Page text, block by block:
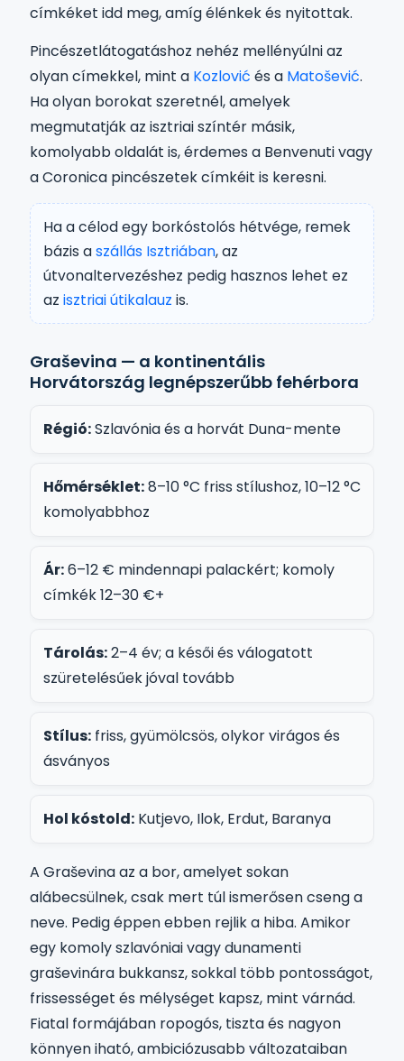
címkéket idd meg, amíg élénkek és nyitottak.
Pincészetlátogatáshoz nehéz mellényúlni az
olyan címekkel, mint a Kozlović és a Matošević.
Ha olyan borokat szeretnél, amelyek
megmutatják az isztriai színtér másik,
komolyabb oldalát is, érdemes a Benvenuti vagy
a Coronica pincészetek címkéit is keresni.
Ha a célod egy borkóstolós hétvége, remek
bázis aszállás Isztriában, az
útvonaltervezéshez pedig hasznos lehet ez
az isztriai útikalauz is.
Graševina — a kontinentális
Horvátország legnépszerűbb fehérbora
Régió:Szlavónia és a horvát Duna-mente
Hőmérséklet:8–10 °C friss stílushoz, 10–12 °C
komolyabbhoz
Ár:6–12 € mindennapi palackért; komoly
címkék 12–30 €+
Tárolás:2–4 év; a késői és válogatott
szüretelésűek jóval tovább
Stílus: friss, gyümölcsös, olykor virágos és
ásványos
Hol kóstold: Kutjevo, Ilok, Erdut, Baranya
A Graševina az a bor, amelyet sokan
alábecsülnek, csak mert túl ismerősen cseng a
neve. Pedig éppen ebben rejlik a hiba. Amikor
egy komoly szlavóniai vagy dunamenti
graševinára bukkansz, sokkal több pontosságot,
frissességet és mélységet kapsz, mint várnád.
Fiatal formájában ropogós, tiszta és nagyon
könnyen iható, ambiciózusabb változataiban